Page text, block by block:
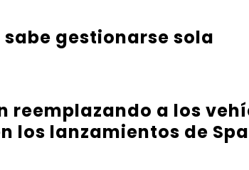
gestionarse sola
reemplazando a los
los lanzamientos de